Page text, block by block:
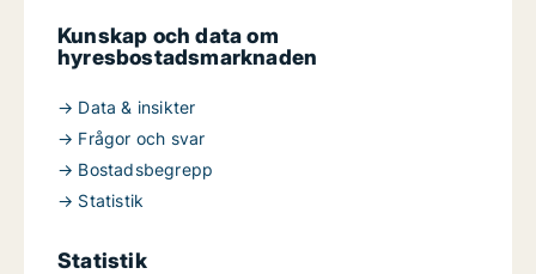
Kunskap och data om
hyresbostadsmarknaden
→ Data & insikter
→ Frågor och svar
→ Bostadsbegrepp
→ Statistik
Statistik